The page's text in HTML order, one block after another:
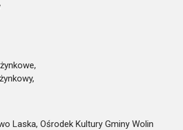
Laska, Ośrodek Kultury Gminy Wolin